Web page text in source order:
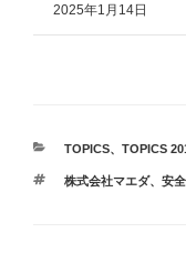
2025年1月14日
カ
ゴ
TOPICS、 TOPICS
タ
株式会社マエダ、 安